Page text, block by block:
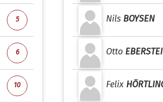
5
6
10
Nils BOYSEN
Otto
Felix